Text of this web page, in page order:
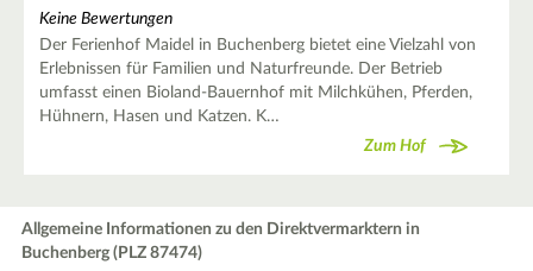
Keine Bewertungen
Der Ferienhof Maidel in Buchenberg bietet eine Vielzahl von
Erlebnissen für Familien und Naturfreunde. Der Betrieb
umfasst einen Bioland-Bauernhof mit Milchkühen, Pferden,
Hühnern, Hasen und Katzen. K…
Zum Hof
Allgemeine Informationen zu den Direktvermarktern in
Buchenberg (PLZ 87474)